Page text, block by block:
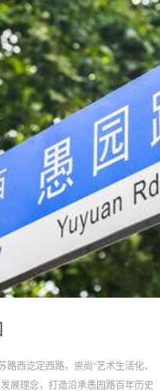
、述说、传递更有温度的社区历
及人文关怀。首次携手刘海粟美术
翱协力共建的 “粟上海社区美术馆”更
亮点，这一有着烟火气的艺术空间
划”首例。
路西讫定西路。崇尚“艺术生活化、
展理念，打造沿承愚园路百年历史